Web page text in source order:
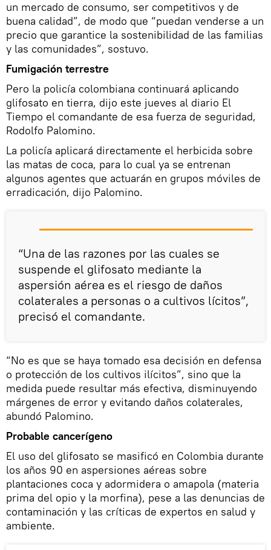
un mercado de consumo, ser competitivos y de
buena calidad”, de modo que “puedan venderse a un
precio que garantice la sostenibilidad de las familias
y las comunidades”, sostuvo.
Fumigación terrestre
Pero la policía colombiana continuará aplicando
glifosato en tierra, dijo este jueves al diario El
Tiempo el comandante de esa fuerza de seguridad,
Rodolfo Palomino.
La policía aplicará directamente el herbicida sobre
las matas de coca, para lo cual ya se entrenan
algunos agentes que actuarán en grupos móviles de
erradicación, dijo Palomino.
“Una de las razones por las cuales se
suspende el glifosato mediante la
aspersión aérea es el riesgo de daños
colaterales a personas o a cultivos lícitos”,
precisó el comandante.
“No es que se haya tomado esa decisión en defensa
o protección de los cultivos ilícitos”, sino que la
medida puede resultar más efectiva, disminuyendo
márgenes de error y evitando daños colaterales,
abundó Palomino.
Probable cancerígeno
El uso del glifosato se masificó en Colombia durante
los años 90 en aspersiones aéreas sobre
plantaciones coca y adormidera o amapola (materia
prima del opio y la morfina), pese a las denuncias de
contaminación y las críticas de expertos en salud y
ambiente.